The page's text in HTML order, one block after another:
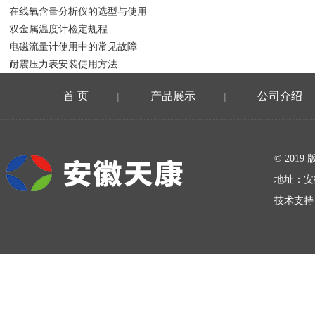
在线氧含量分析仪的选型与使用
双金属温度计检定规程
电磁流量计使用中的常见故障
耐震压力表安装使用方法
首 页 | 产品展示 | 公司介绍
© 2019
地址：
技术支